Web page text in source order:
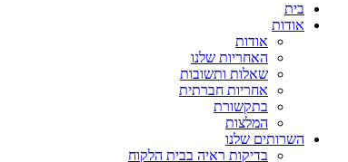
בית
אודות
אודות
האחריות שלנו
שאלות ותשובות
אחריות חברתית
בתקשורת
המלצות
השרותים שלנו
בדיקות ראיה בבית הלקוח